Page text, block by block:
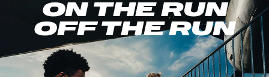
ON THE RUN
OFF THE RUN